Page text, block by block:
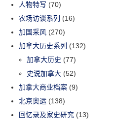
人物特写 (70)
农场访谈系列 (16)
加国采风 (270)
加拿大历史系列 (132)
加拿大历史 (77)
史说加拿大 (52)
加拿大商业档案 (9)
北京奥运 (138)
回忆录及家史研究 (13)